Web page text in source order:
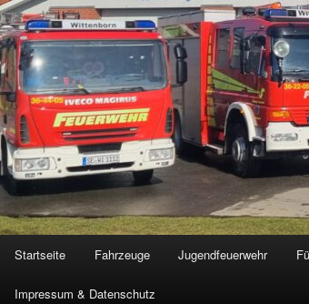
Startseite Fahrzeuge Jugendfeuerwehr
Impressum & Datenschutz